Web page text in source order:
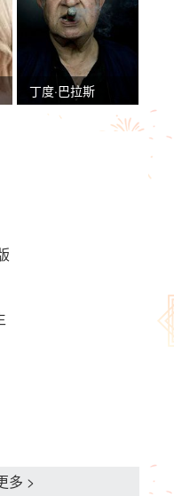
丁度·巴拉斯
多 >